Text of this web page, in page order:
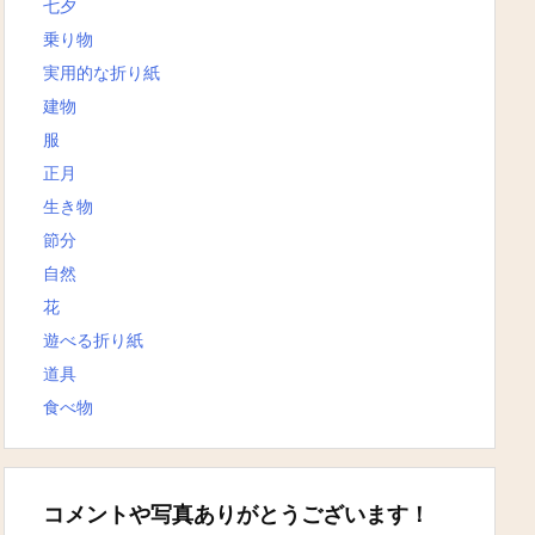
七夕
乗り物
実用的な折り紙
建物
服
正月
生き物
節分
自然
花
遊べる折り紙
道具
食べ物
コメントや写真ありがとうございます！